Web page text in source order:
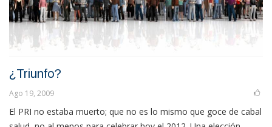
¿Triunfo?
Ago 19, 2009
El PRI no estaba muerto; que no es lo mismo que goce de cabal